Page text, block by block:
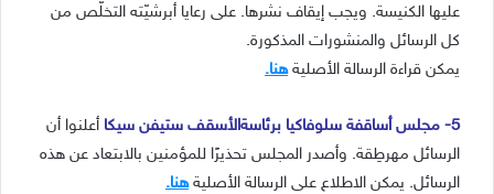
عليها الكنيسة. ويجب إيقاف نشرها. على رعايا أبرشيّته التخلّص من
كل الرسائل والمنشورات المذكورة.
يمكن قراءة الرسالة الأصليةهنا.
5- مجلس أساقفة سلوفاكيا برئاسةالأسقف ستيفن سيكا أعلنوا أن
الرسائل مهرطِقة. وأصدر المجلس تحذيرًا للمؤمنين بالابتعاد عن هذه
الرسائل. يمكن الاطلاع على الرسالة الأصليةهنا.